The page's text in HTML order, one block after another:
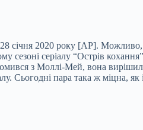
січня 2020 року [AP].
серіалу “Острів
з Моллі-Мей, вона
Сьогодні пара така ж міцна, як